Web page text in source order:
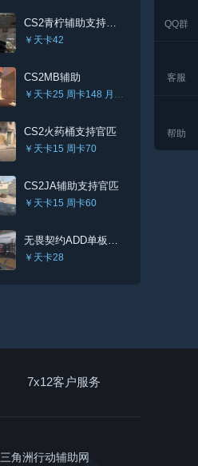
CS2青柠辅助支持完美
￥天卡42
CS2MB辅助
￥天卡25 周卡148 月卡360
CS2火药桶支持官匹
￥天卡15 周卡70
CS2JA辅助支持官匹
￥天卡15 周卡60
无畏契约ADD单板辅助
￥天卡28
7x12客户服务
三角洲行动辅助网
QQ群
客服
帮助